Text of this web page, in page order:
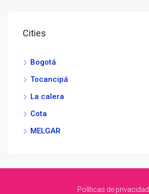
Cities
Bogotá
Tocancipá
La calera
Cota
MELGAR
Políticas de privacidad